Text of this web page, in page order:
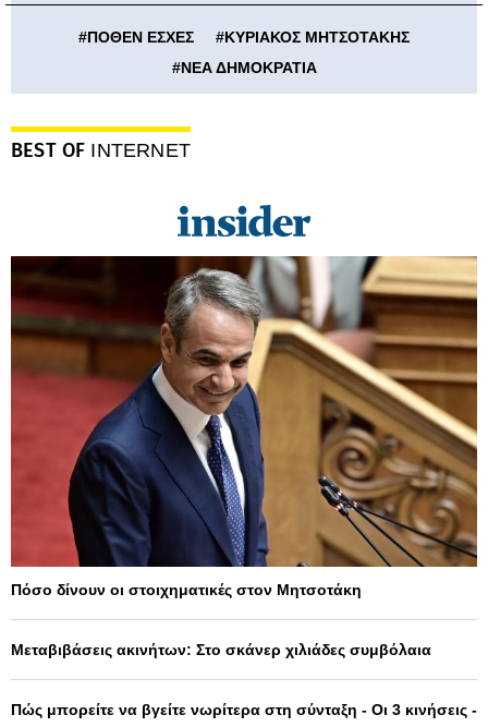
#ΠΟΘΕΝ ΕΣΧΕΣ #ΚΥΡΙΑΚΟΣ ΜΗΤΣΟΤΑΚΗΣ
#ΝΕΑ ΔΗΜΟΚΡΑΤΙΑ
BEST OF INTERNET
Πόσο δίνουν οι στοιχηματικές στον Μητσοτάκη
Μεταβιβάσεις ακινήτων: Στο σκάνερ χιλιάδες συμβόλαια
Πώς μπορείτε να βγείτε νωρίτερα στη σύνταξη - Οι 3 κινήσεις -